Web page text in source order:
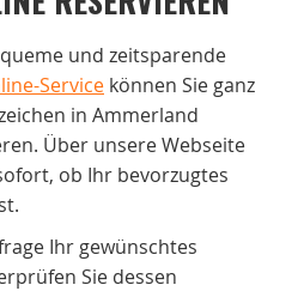
und zeitsparende
Service können Sie ganz
in Ammerland
Über unsere Webseite
ob Ihr bevorzugtes
Ihr gewünschtes
Sie dessen